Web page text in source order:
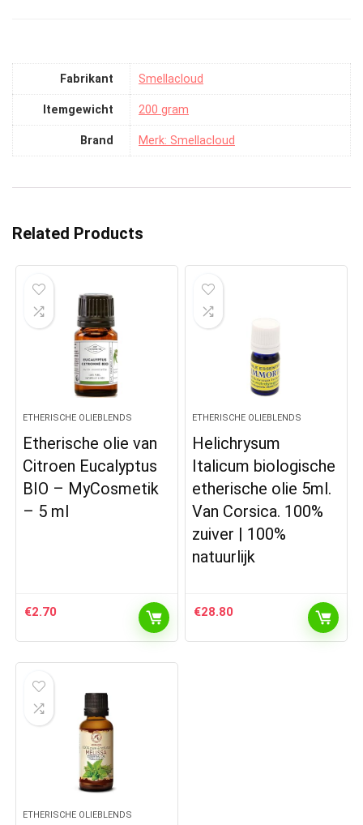
Fabrikant ‎Smellacloud
Itemgewicht ‎200 gram
Brand Merk: Smellacloud
Related Products
ETHERISCHE OLIEBLENDS
Etherische olie van
Citroen Eucalyptus
BIO – MyCosmetik
– 5 ml
€2.70
ETHERISCHE OLIEBLENDS
Helichrysum
Italicum biologische
etherische olie 5ml.
Van Corsica. 100%
zuiver | 100%
natuurlijk
€28.80
ETHERISCHE OLIEBLENDS